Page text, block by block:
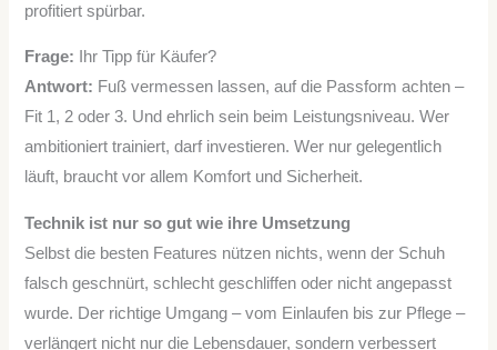
profitiert spürbar.
Frage: Ihr Tipp für Käufer?
Antwort: Fuß vermessen lassen, auf die Passform achten –
Fit 1, 2 oder 3. Und ehrlich sein beim Leistungsniveau. Wer
ambitioniert trainiert, darf investieren. Wer nur gelegentlich
läuft, braucht vor allem Komfort und Sicherheit.
Technik ist nur so gut wie ihre Umsetzung
Selbst die besten Features nützen nichts, wenn der Schuh
falsch geschnürt, schlecht geschliffen oder nicht angepasst
wurde. Der richtige Umgang – vom Einlaufen bis zur Pflege –
verlängert nicht nur die Lebensdauer, sondern verbessert